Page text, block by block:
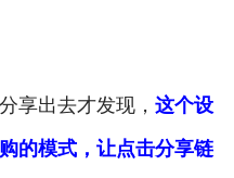
享出去才发现， 这个设
的模式，让点击分享链